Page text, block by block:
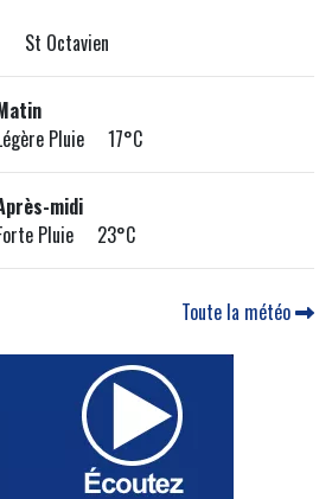
St Octavien
Pluie 17°C
midi
Pluie 23°C
Toute la météo